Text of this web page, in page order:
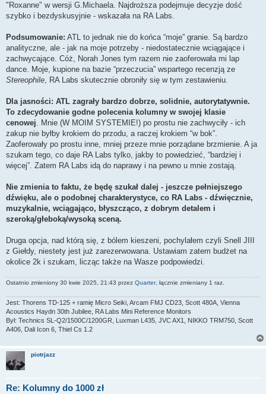
"Roxanne" w wersji G.Michaela. Najdroższa podejmuje decyzje dość
szybko i bezdyskusyjnie - wskazała na RA Labs.
Podsumowanie: ATL to jednak nie do końca “moje” granie. Są bardzo
analityczne, ale - jak na moje potrzeby - niedostatecznie wciągające i
zachwycające. Cóż, Norah Jones tym razem nie zaoferowała mi lap
dance. Moje, kupione na bazie “przeczucia” wspartego recenzją ze
Stereophile, RA Labs skutecznie obroniły się w tym zestawieniu.
Dla jasności: ATL zagrały bardzo dobrze, solidnie, autorytatywnie.
To zdecydowanie godne polecenia kolumny w swojej klasie
cenowej. Mnie (W MOIM SYSTEMIE!) po prostu nie zachwyciły - ich
zakup nie byłby krokiem do przodu, a raczej krokiem “w bok”.
Zaoferowały po prostu inne, mniej przeze mnie porządane brzmienie. A ja
szukam tego, co daje RA Labs tylko, jakby to powiedzieć, “bardziej i
więcej”. Zatem RA Labs idą do naprawy i na pewno u mnie zostają.
Nie zmienia to faktu, że będę szukał dalej - jeszcze pełniejszego
dźwięku, ale o podobnej charakterystyce, co RA Labs - dźwięcznie,
muzykalnie, wciągająco, błyszcząco, z dobrym detalem i
szeroką/głeboką/wysoką sceną.
Druga opcja, nad którą się, z bólem kieszeni, pochylałem czyli Snell JIII
z Giełdy, niestety jest już zarezerwowana. Ustawiam zatem budżet na
okolice 2k i szukam, licząc także na Wasze podpowiedzi.
Ostatnio zmieniony 30 kwie 2025, 21:43 przez Quarter, łącznie zmieniany 1 raz.
Jest: Thorens TD-125 + ramię Micro Seiki, Arcam FMJ CD23, Scott 480A, Vienna
Acoustics Haydn 30th Jubilee, RA Labs Mini Reference Monitors
Był: Technics SL-Q2/1500C/1200GR, Luxman L435, JVC AX1, NIKKO TRM750, Scott
A406, Dali Icon 6, Thiel Cs 1.2
piotrjazz
Re: Kolumny do 1000 zł